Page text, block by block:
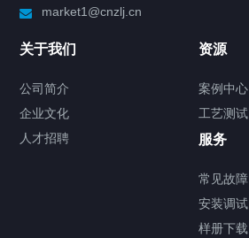
Chiller气体控温系统
market1@cnzlj.cn
关于我们
公司简介
企业文化
人才招聘
资源
案例中心
工艺测试
服务
常见故障
安装调试
样册下载